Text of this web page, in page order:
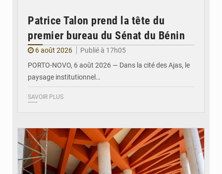
Patrice Talon prend la tête du
premier bureau du Sénat du Bénin
6 août 2026
Publié à 17h05
PORTO-NOVO, 6 août 2026 — Dans la cité des Ajas, le
paysage institutionnel…
SAVOIR PLUS